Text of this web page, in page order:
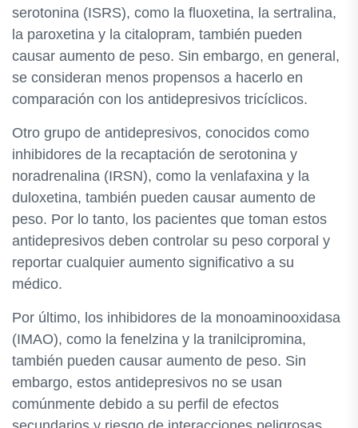
serotonina (ISRS), como la fluoxetina, la sertralina,
la paroxetina y la citalopram, también pueden
causar aumento de peso. Sin embargo, en general,
se consideran menos propensos a hacerlo en
comparación con los antidepresivos tricíclicos.
Otro grupo de antidepresivos, conocidos como
inhibidores de la recaptación de serotonina y
noradrenalina (IRSN), como la venlafaxina y la
duloxetina, también pueden causar aumento de
peso. Por lo tanto, los pacientes que toman estos
antidepresivos deben controlar su peso corporal y
reportar cualquier aumento significativo a su
médico.
Por último, los inhibidores de la monoaminooxidasa
(IMAO), como la fenelzina y la tranilcipromina,
también pueden causar aumento de peso. Sin
embargo, estos antidepresivos no se usan
comúnmente debido a su perfil de efectos